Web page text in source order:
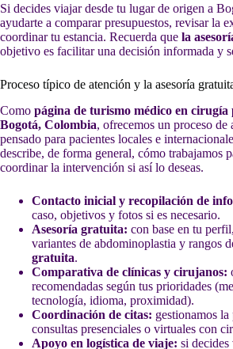
Si decides viajar desde tu lugar de origen a
ayudarte a comparar presupuestos, revisar la
coordinar tu estancia. Recuerda que la
objetivo es facilitar una decisión informada y
Proceso típico de atención y la asesoría
Como página de turismo médico en cirugía
Bogotá, Colombia, ofrecemos un proceso de
pensado para pacientes locales e
describe, de forma general, cómo trabajamos
coordinar la intervención si así lo deseas.
Contacto inicial y recopilación de
caso, objetivos y fotos si es necesario.
Asesoría gratuita: con base en tu
variantes de abdominoplastia y rangos
gratuita.
Comparativa de clínicas y cirujanos:
recomendadas según tus prioridades
tecnología, idioma, proximidad).
Coordinación de citas: gestionamos
consultas presenciales o virtuales con
Apoyo en logística de viaje: si